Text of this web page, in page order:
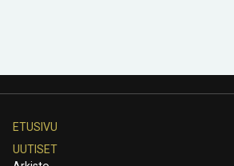
ETUSIVU
UUTISET